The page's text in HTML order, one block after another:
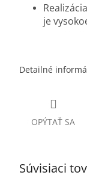
je
Detailné
OPÝTAŤ SA
Súvisiaci